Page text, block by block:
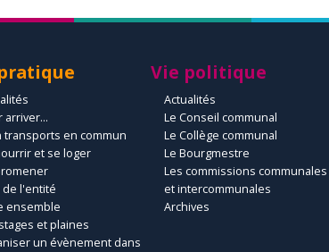
arriver...
transports en commun
et se loger
de l'entité
ensemble
et plaines
un évènement dans
Vie politique
Actualités
Le Conseil communal
Le Collège communal
Le Bourgmestre
Les commissions communales
et intercommunales
Archives